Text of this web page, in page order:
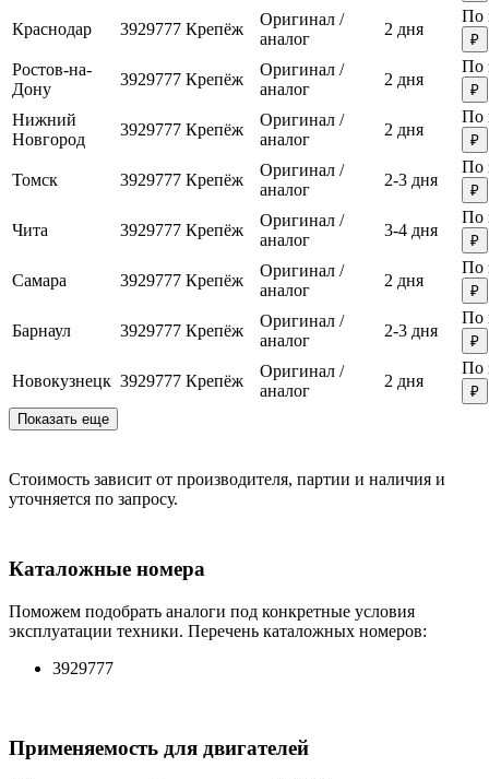
Краснодар 3929777 Крепёж
Оригинал /
аналог
2 дня
По
₽
Ростов-на-
Дону
3929777 Крепёж
Оригинал /
аналог
2 дня
По
₽
Нижний
Новгород
3929777 Крепёж
Оригинал /
аналог
2 дня
По
₽
Томск 3929777 Крепёж
Оригинал /
аналог
2-3 дня
По
₽
Чита 3929777 Крепёж
Оригинал /
аналог
3-4 дня
По
₽
Самара 3929777 Крепёж
Оригинал /
аналог
2 дня
По
₽
Барнаул 3929777 Крепёж
Оригинал /
аналог
2-3 дня
По
₽
Новокузнецк 3929777 Крепёж
Оригинал /
аналог
2 дня
По
₽
Показать еще
Стоимость зависит от производителя, партии и наличия и
уточняется по запросу.
Каталожные номера
Поможем подобрать аналоги под конкретные условия
эксплуатации техники. Перечень каталожных номеров:
3929777
Применяемость для двигателей